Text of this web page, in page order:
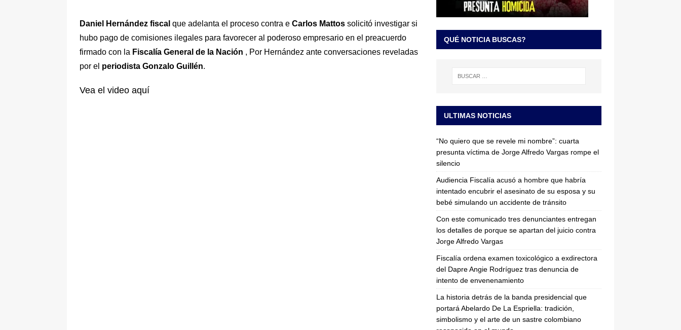
Espriella: tradición, simbolismo y el arte de un sastre colombiano reconocido en el mundo LO
Daniel Hernández fiscal que adelanta el proceso contra e Carlos Mattos solicitó investigar si
hubo pago de comisiones ilegales para favorecer al poderoso empresario en el preacuerdo
firmado con la Fiscalía General de la Nación , Por Hernández ante conversaciones reveladas
por el periodista Gonzalo Guillén.
Vea el video aquí
QUÉ NOTICIA BUSCAS?
ULTIMAS NOTICIAS
“No quiero que se revele mi nombre”: cuarta
presunta víctima de Jorge Alfredo Vargas rompe el
silencio
Audiencia Fiscalía acusó a hombre que habría
intentado encubrir el asesinato de su esposa y su
bebé simulando un accidente de tránsito
Con este comunicado tres denunciantes entregan
los detalles de porque se apartan del juicio contra
Jorge Alfredo Vargas
Fiscalía ordena examen toxicológico a exdirectora
del Dapre Angie Rodríguez tras denuncia de
intento de envenenamiento
La historia detrás de la banda presidencial que
portará Abelardo De La Espriella: tradición,
simbolismo y el arte de un sastre colombiano